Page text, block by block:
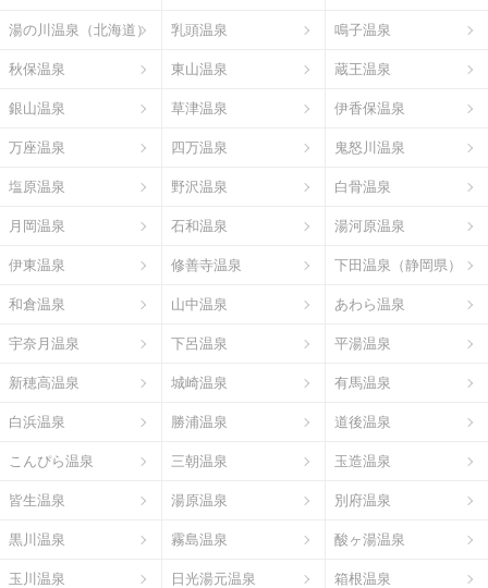
湯の川温泉（北海道） 乳頭温泉 鳴子温泉
秋保温泉 東山温泉 蔵王温泉
銀山温泉 草津温泉 伊香保温泉
万座温泉 四万温泉 鬼怒川温泉
塩原温泉 野沢温泉 白骨温泉
月岡温泉 石和温泉 湯河原温泉
伊東温泉 修善寺温泉 下田温泉（静岡県）
和倉温泉 山中温泉 あわら温泉
宇奈月温泉 下呂温泉 平湯温泉
新穂高温泉 城崎温泉 有馬温泉
白浜温泉 勝浦温泉 道後温泉
こんぴら温泉 三朝温泉 玉造温泉
皆生温泉 湯原温泉 別府温泉
黒川温泉 霧島温泉 酸ヶ湯温泉
玉川温泉 日光湯元温泉 箱根温泉